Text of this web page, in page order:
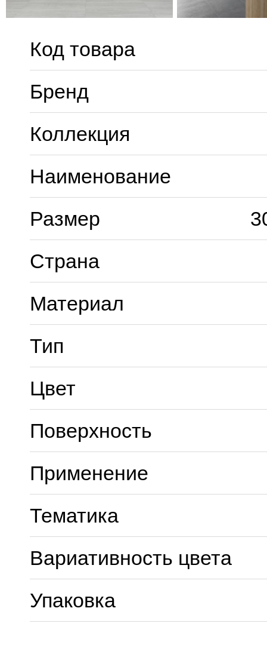
Код товара
Бренд
Коллекция
Наименование
Размер
Страна
Материал
Тип
Цвет
Поверхность
Применение
Тематика
Вариативность цвета
Упаковка